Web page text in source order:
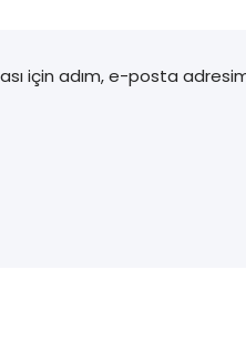
için adım, e-posta